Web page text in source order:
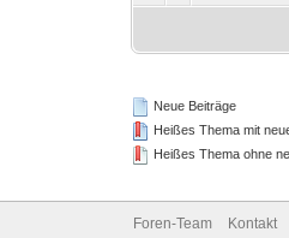
Neue Beiträge
Heißes Thema mit
Heißes Thema ohne
Foren-Team Kontakt